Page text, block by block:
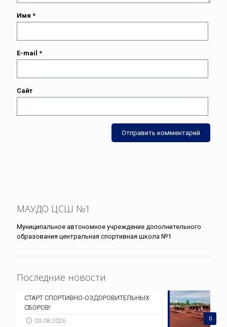
Имя *
E-mail *
Сайт
МАУДО ЦСШ №1
Муниципальное автономное учреждение дополнительного
образования центральная спортивная школа №1
Последние новости
0
СТАРТ СПОРТИВНО-ОЗДОРОВИТЕЛЬНЫХ
СБОРОВ!
03.08.2026